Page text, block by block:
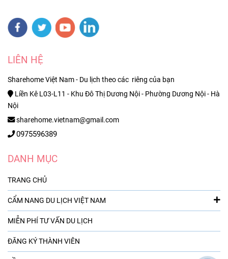
LIÊN HỆ
Sharehome Việt Nam - Du lịch theo các riêng của bạn
Liền Kê L03-L11 - Khu Đô Thị Dương Nội - Phường Dương Nội - Hà
Nội
sharehome.vietnam@gmail.com
0975596389
DANH MỤC
TRANG CHỦ
CẨM NANG DU LỊCH VIỆT NAM
MIỄN PHÍ TƯ VẤN DU LỊCH
ĐĂNG KÝ THÀNH VIÊN